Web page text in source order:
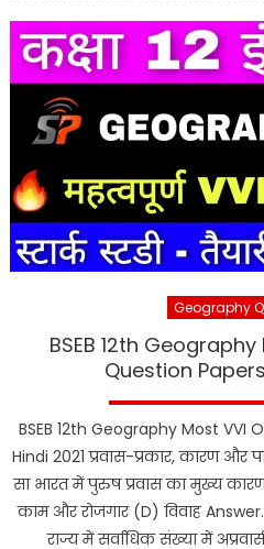
Geography
BSEB 12th
Question
BSEB 12th Geography Most
Hindi 2021 प्रवास-प्रकार, कारण
सा भारत में पुरुष प्रवास का मुख्य
काम और रोजगार (D) विवाह
राज्य में सर्वाधिक संख्या में